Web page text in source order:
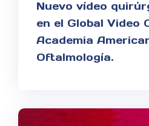
Nuevo vídeo
en el Global Video
Academia
Oftalmología.